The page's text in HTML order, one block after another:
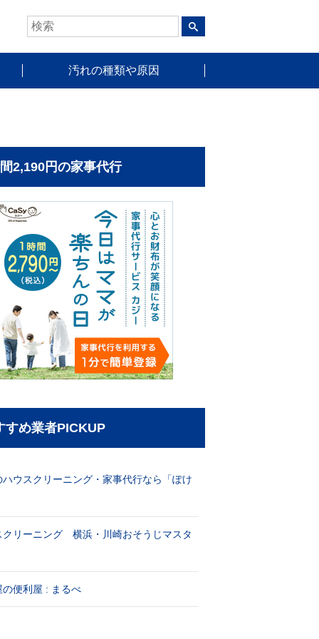
汚れの種類や原因
2,190円の家事代行
すめ業者PICKUP
ハウスクリーニング・家事代行なら「ぽけ
クリーニング 横浜・川崎おそうじマスタ
の便利屋 : まるべ